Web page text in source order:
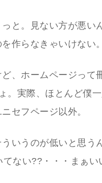
と。見ない方が悪い
作らなきゃいけない
、ホームページって
。実際、ほとんど僕
セフページ以外。
いうのが低いと思う
ない??・・・まぁい